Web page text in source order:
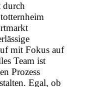
mit Fokus auf
Team ist
Prozess
Egal, ob